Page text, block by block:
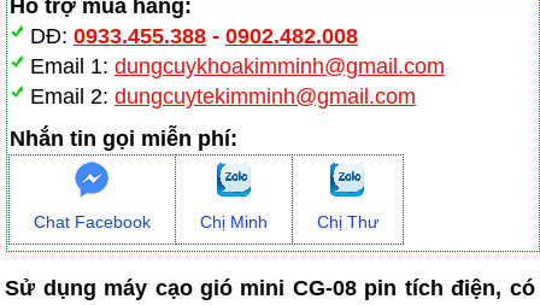
Hỗ trợ mua hàng:
DĐ: 0933.455.388- 0902.482.008
Email 1: dungcuykhoakimminh@gmail.com
Email 2: dungcuytekimminh@gmail.com
Nhắn tin gọi miễn phí:
Chat Facebook Chị Minh Chị Thư
Sử dụng máy cạo gió mini CG-08 pin tích điện, có